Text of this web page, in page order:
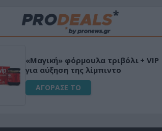
«Μαγική» φόρμουλα τριβόλι + VIP
για αύξηση της λίμπιντο
ΑΓΟΡΑΣΕ ΤΟ